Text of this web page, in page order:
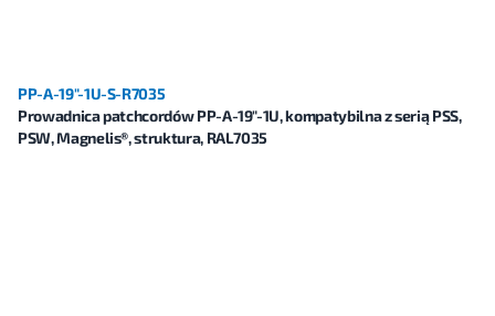
PP-A-19"-1U-S-R7035
Prowadnica patchcordów PP-A-19"-1U, kompatybilna z serią PSS,
PSW, Magnelis®, struktura, RAL7035